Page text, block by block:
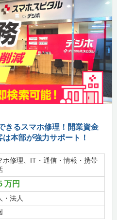
きるスマホ修理！開業資金
本部が強力サポート！
ホ修理、IT・通信・情報・携帯
万円
・法人